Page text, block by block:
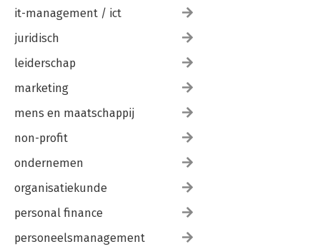
it-management / ict
juridisch
leiderschap
marketing
mens en maatschappij
non-profit
ondernemen
organisatiekunde
personal finance
personeelsmanagement